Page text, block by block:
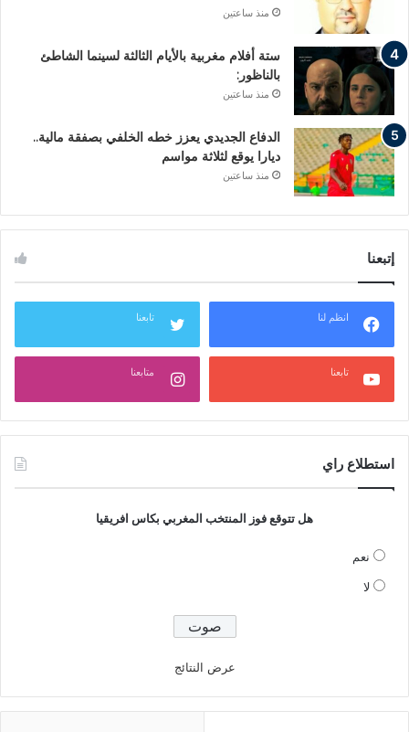
منذ ساعتين
ستة أفلام مغربية بالأيام الثالثة لسينما الشاطئ
بالناظور:
منذ ساعتين
الدفاع الجديدي يعزز خطه الخلفي بصفقة مالية..
ديارا يوقع لثلاثة مواسم
منذ ساعتين
إتبعنا
انظم لنا تابعنا
تابعنا متابعنا
استطلاع راي
هل تتوقع فوز المنتخب المغربي بكاس افريقيا
نعم
لا
عرض النتائج